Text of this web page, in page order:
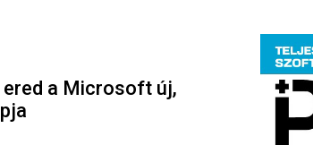
a Microsoft új,